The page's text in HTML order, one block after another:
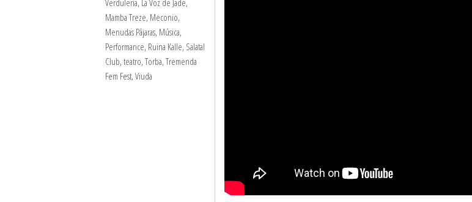
Verduleria, La Voz de Jade,
Mamba Treze, Meconio,
Menudas Pájaras, Música,
Performance, Ruina Kalle, Salatal
Club, teatro, Torba, Tremenda
Fem Fest, Viuda